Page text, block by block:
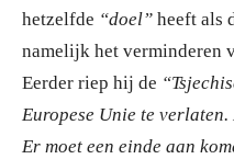
hetzelfde “doel” heeft als
namelijk het verminderen
Eerder riep hij de
Europese Unie te
Er moet een einde aan